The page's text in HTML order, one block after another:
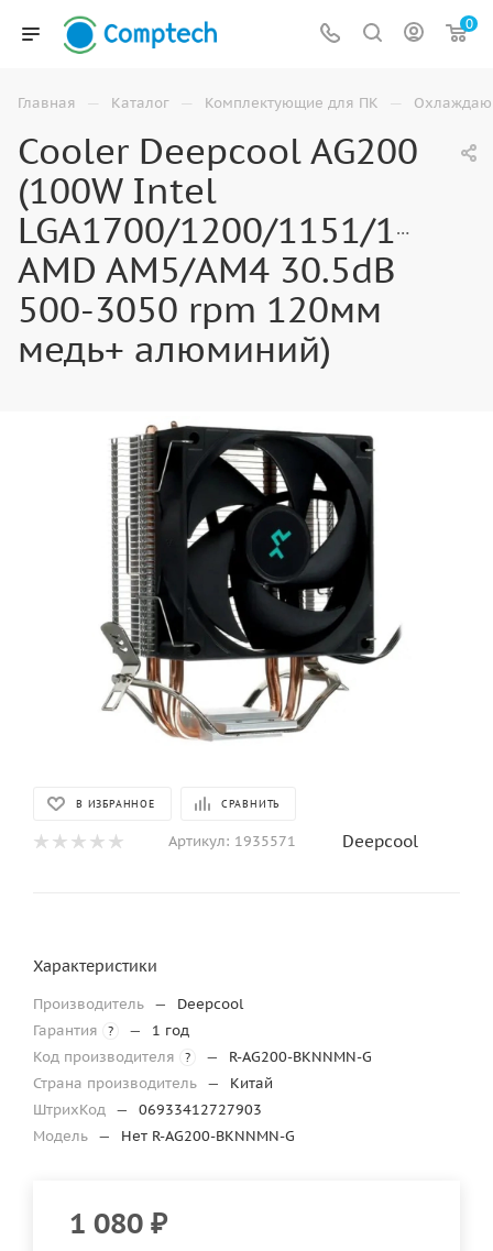
0
Главная — Каталог — Комплектующие для ПК —
Cooler Deepcool AG200
(100W Intel
LGA1700/1200/1151/1150/
AMD AM5/AM4 30.5dB
500-3050 rpm 120мм
медь+ алюминий)
В ИЗБРАННОЕ СРАВНИТЬ
Артикул: 1935571 Deepcool
Характеристики
Производитель —
Deepcool
Гарантия
? —
1 год
Код производителя
? —
R-AG200-BKNNMN-G
Страна производитель —
Китай
ШтрихКод —
06933412727903
Модель — Нет R-AG200-BKNNMN-G
1 080 ₽